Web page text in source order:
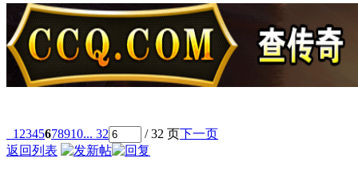
1 2345678910... 32 / 32 页下一页
返回列表